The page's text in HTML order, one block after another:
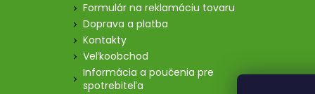
Formulár na reklamáciu tovaru
Doprava a platba
Kontakty
Veľkoobchod
Informácia a poučenia pre
spotrebiteľa